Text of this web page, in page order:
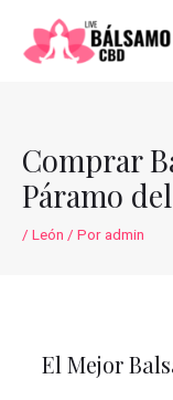
contenido
Comprar
Páramo
/ León / Poradmin
El Mejor